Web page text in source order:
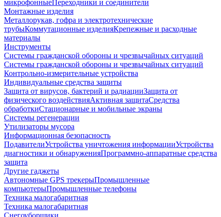
микрофонныеПереходники и соединители
Монтажные изделия
Металлорукав, гофра и электротехнические
трубыКоммутационные изделияКрепежные и расходные
материалы
Инструменты
Системы гражданской обороны и чрезвычайных ситуаций
Системы гражданской обороны и чрезвычайных ситуаций
Контрольно-измерительные устройства
Индивидуальные средства защиты
Защита от вирусов, бактерий и радиацииЗащита от
физического воздействияАктивная защитаСредства
обработкиСтационарные и мобильные экраны
Системы регенерации
Утилизаторы мусора
Информационная безопасность
ПодавителиУстройства уничтожения информацииУстройства
диагностики и обнаруженияПрограммно-аппаратные средства
защита
Другие гаджеты
Автономные GPS трекерыПромышленные
компьютерыПромышленные телефоны
Техника малогабаритная
Техника малогабаритная
Снегоуборщики